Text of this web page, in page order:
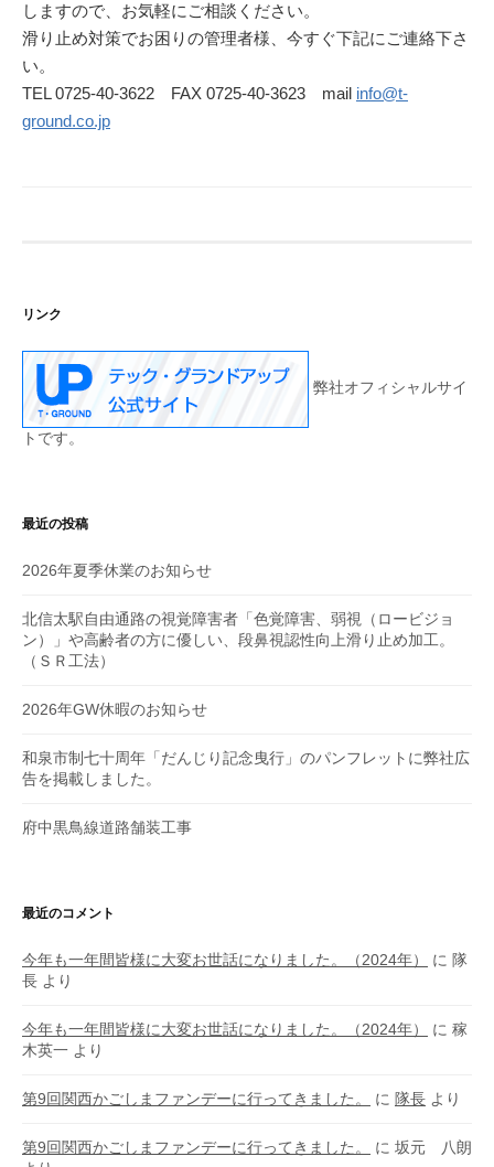
しますので、お気軽にご相談ください。
滑り止め対策でお困りの管理者様、今すぐ下記にご連絡下さ
い。
TEL 0725-40-3622 FAX 0725-40-3623 mail info@t-
ground.co.jp
リンク
弊社オフィシャルサイ
トです。
最近の投稿
2026年夏季休業のお知らせ
北信太駅自由通路の視覚障害者「色覚障害、弱視（ロービジョ
ン）」や高齢者の方に優しい、段鼻視認性向上滑り止め加工。
（ＳＲ工法）
2026年GW休暇のお知らせ
和泉市制七十周年「だんじり記念曳行」のパンフレットに弊社広
告を掲載しました。
府中黒鳥線道路舗装工事
最近のコメント
今年も一年間皆様に大変お世話になりました。（2024年） に 隊
長 より
今年も一年間皆様に大変お世話になりました。（2024年） に 稼
木英一 より
第9回関西かごしまファンデーに行ってきました。 に 隊長 より
第9回関西かごしまファンデーに行ってきました。 に 坂元 八朗